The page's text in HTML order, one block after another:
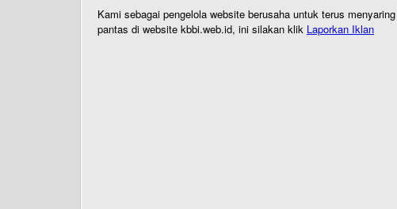
Kami sebagai pengelola website berusaha untuk terus
pantas di website kbbi.web.id, ini silakan klik Laporkan Iklan